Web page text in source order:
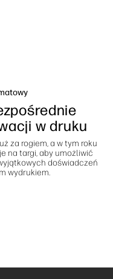
w druku
za rogiem, a w tym roku
na targi, aby umożliwić
doświadczeń
wydrukiem.